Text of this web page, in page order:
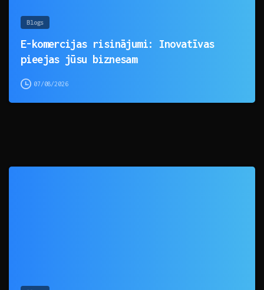
Blogs
E-komercijas risinājumi: Inovatīvas
pieejas jūsu biznesam
07/08/2026